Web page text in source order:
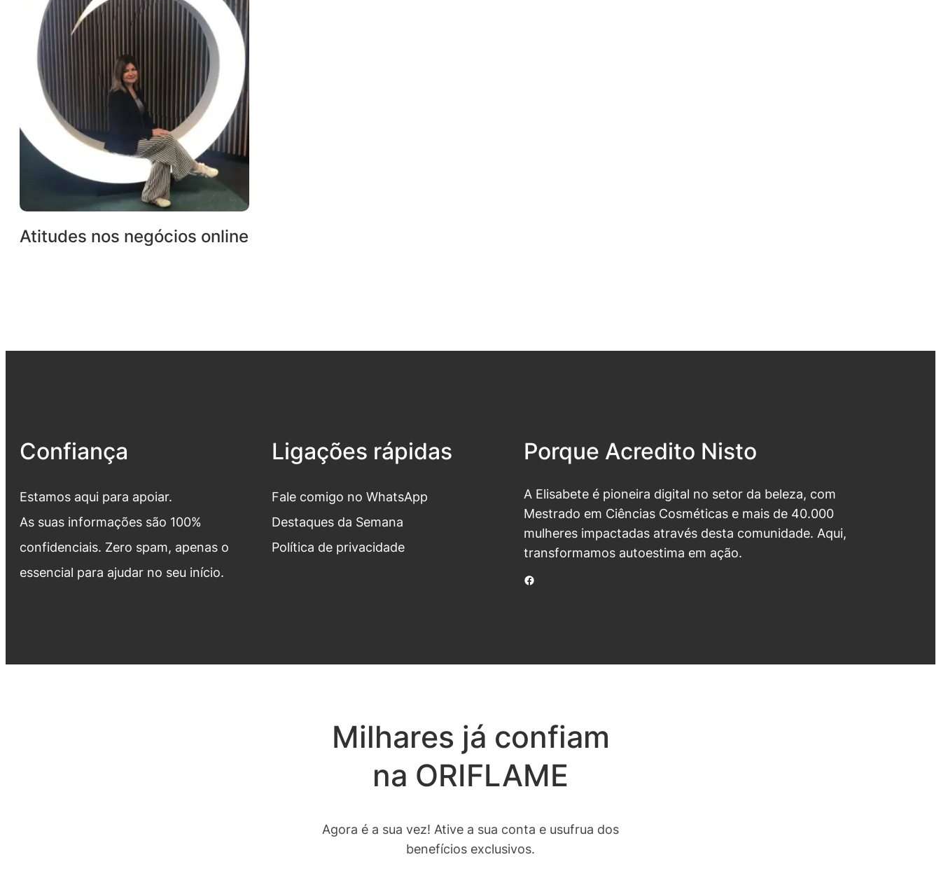
Atitudes nos negócios online
Confiança
Estamos aqui para apoiar.
As suas informações são 100%
confidenciais. Zero spam, apenas o
essencial para ajudar no seu início.
Ligações rápidas
Fale comigo no WhatsApp
Destaques da Semana
Política de privacidade
Porque Acredito Nisto
A Elisabete é pioneira digital no setor da beleza, com
Mestrado em Ciências Cosméticas e mais de 40.000
mulheres impactadas através desta comunidade. Aqui,
transformamos autoestima em ação.
Facebook
Milhares já confiam
na ORIFLAME
Agora é a sua vez! Ative a sua conta e usufrua dos
benefícios exclusivos.